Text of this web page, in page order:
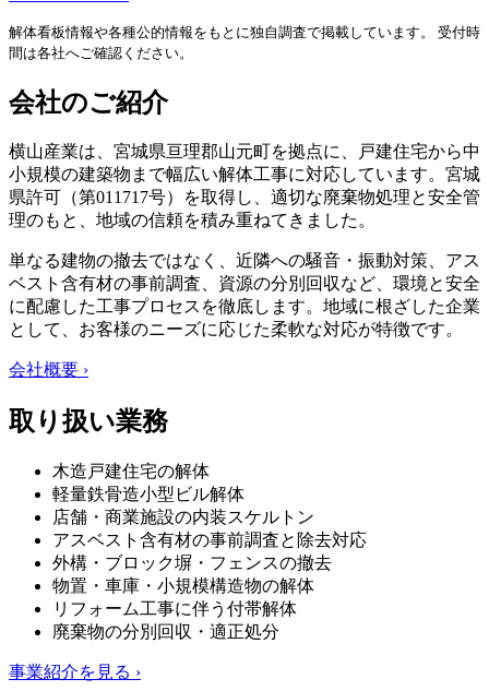
解体看板情報や各種公的情報をもとに独自調査で掲載しています。 受付時
間は各社へご確認ください。
会社のご紹介
横山産業は、宮城県亘理郡山元町を拠点に、戸建住宅から中
小規模の建築物まで幅広い解体工事に対応しています。宮城
県許可（第011717号）を取得し、適切な廃棄物処理と安全管
理のもと、地域の信頼を積み重ねてきました。
単なる建物の撤去ではなく、近隣への騒音・振動対策、アス
ベスト含有材の事前調査、資源の分別回収など、環境と安全
に配慮した工事プロセスを徹底します。地域に根ざした企業
として、お客様のニーズに応じた柔軟な対応が特徴です。
会社概要 ›
取り扱い業務
木造戸建住宅の解体
軽量鉄骨造小型ビル解体
店舗・商業施設の内装スケルトン
アスベスト含有材の事前調査と除去対応
外構・ブロック塀・フェンスの撤去
物置・車庫・小規模構造物の解体
リフォーム工事に伴う付帯解体
廃棄物の分別回収・適正処分
事業紹介を見る ›